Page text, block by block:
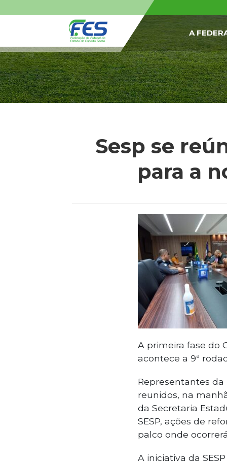
A
Sesp se
para a
A primeira fase do
acontece a 9ª
Representantes da
reunidos, na
da Secretaria
SESP, ações de
palco onde
A iniciativa da